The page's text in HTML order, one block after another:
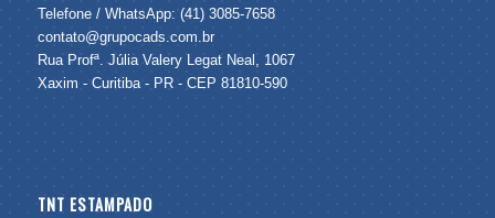
Telefone / WhatsApp: (41) 3085-7658
contato@grupocads.com.br
Rua Profª. Júlia Valery Legat Neal, 1067
Xaxim - Curitiba - PR - CEP 81810-590
TNT ESTAMPADO